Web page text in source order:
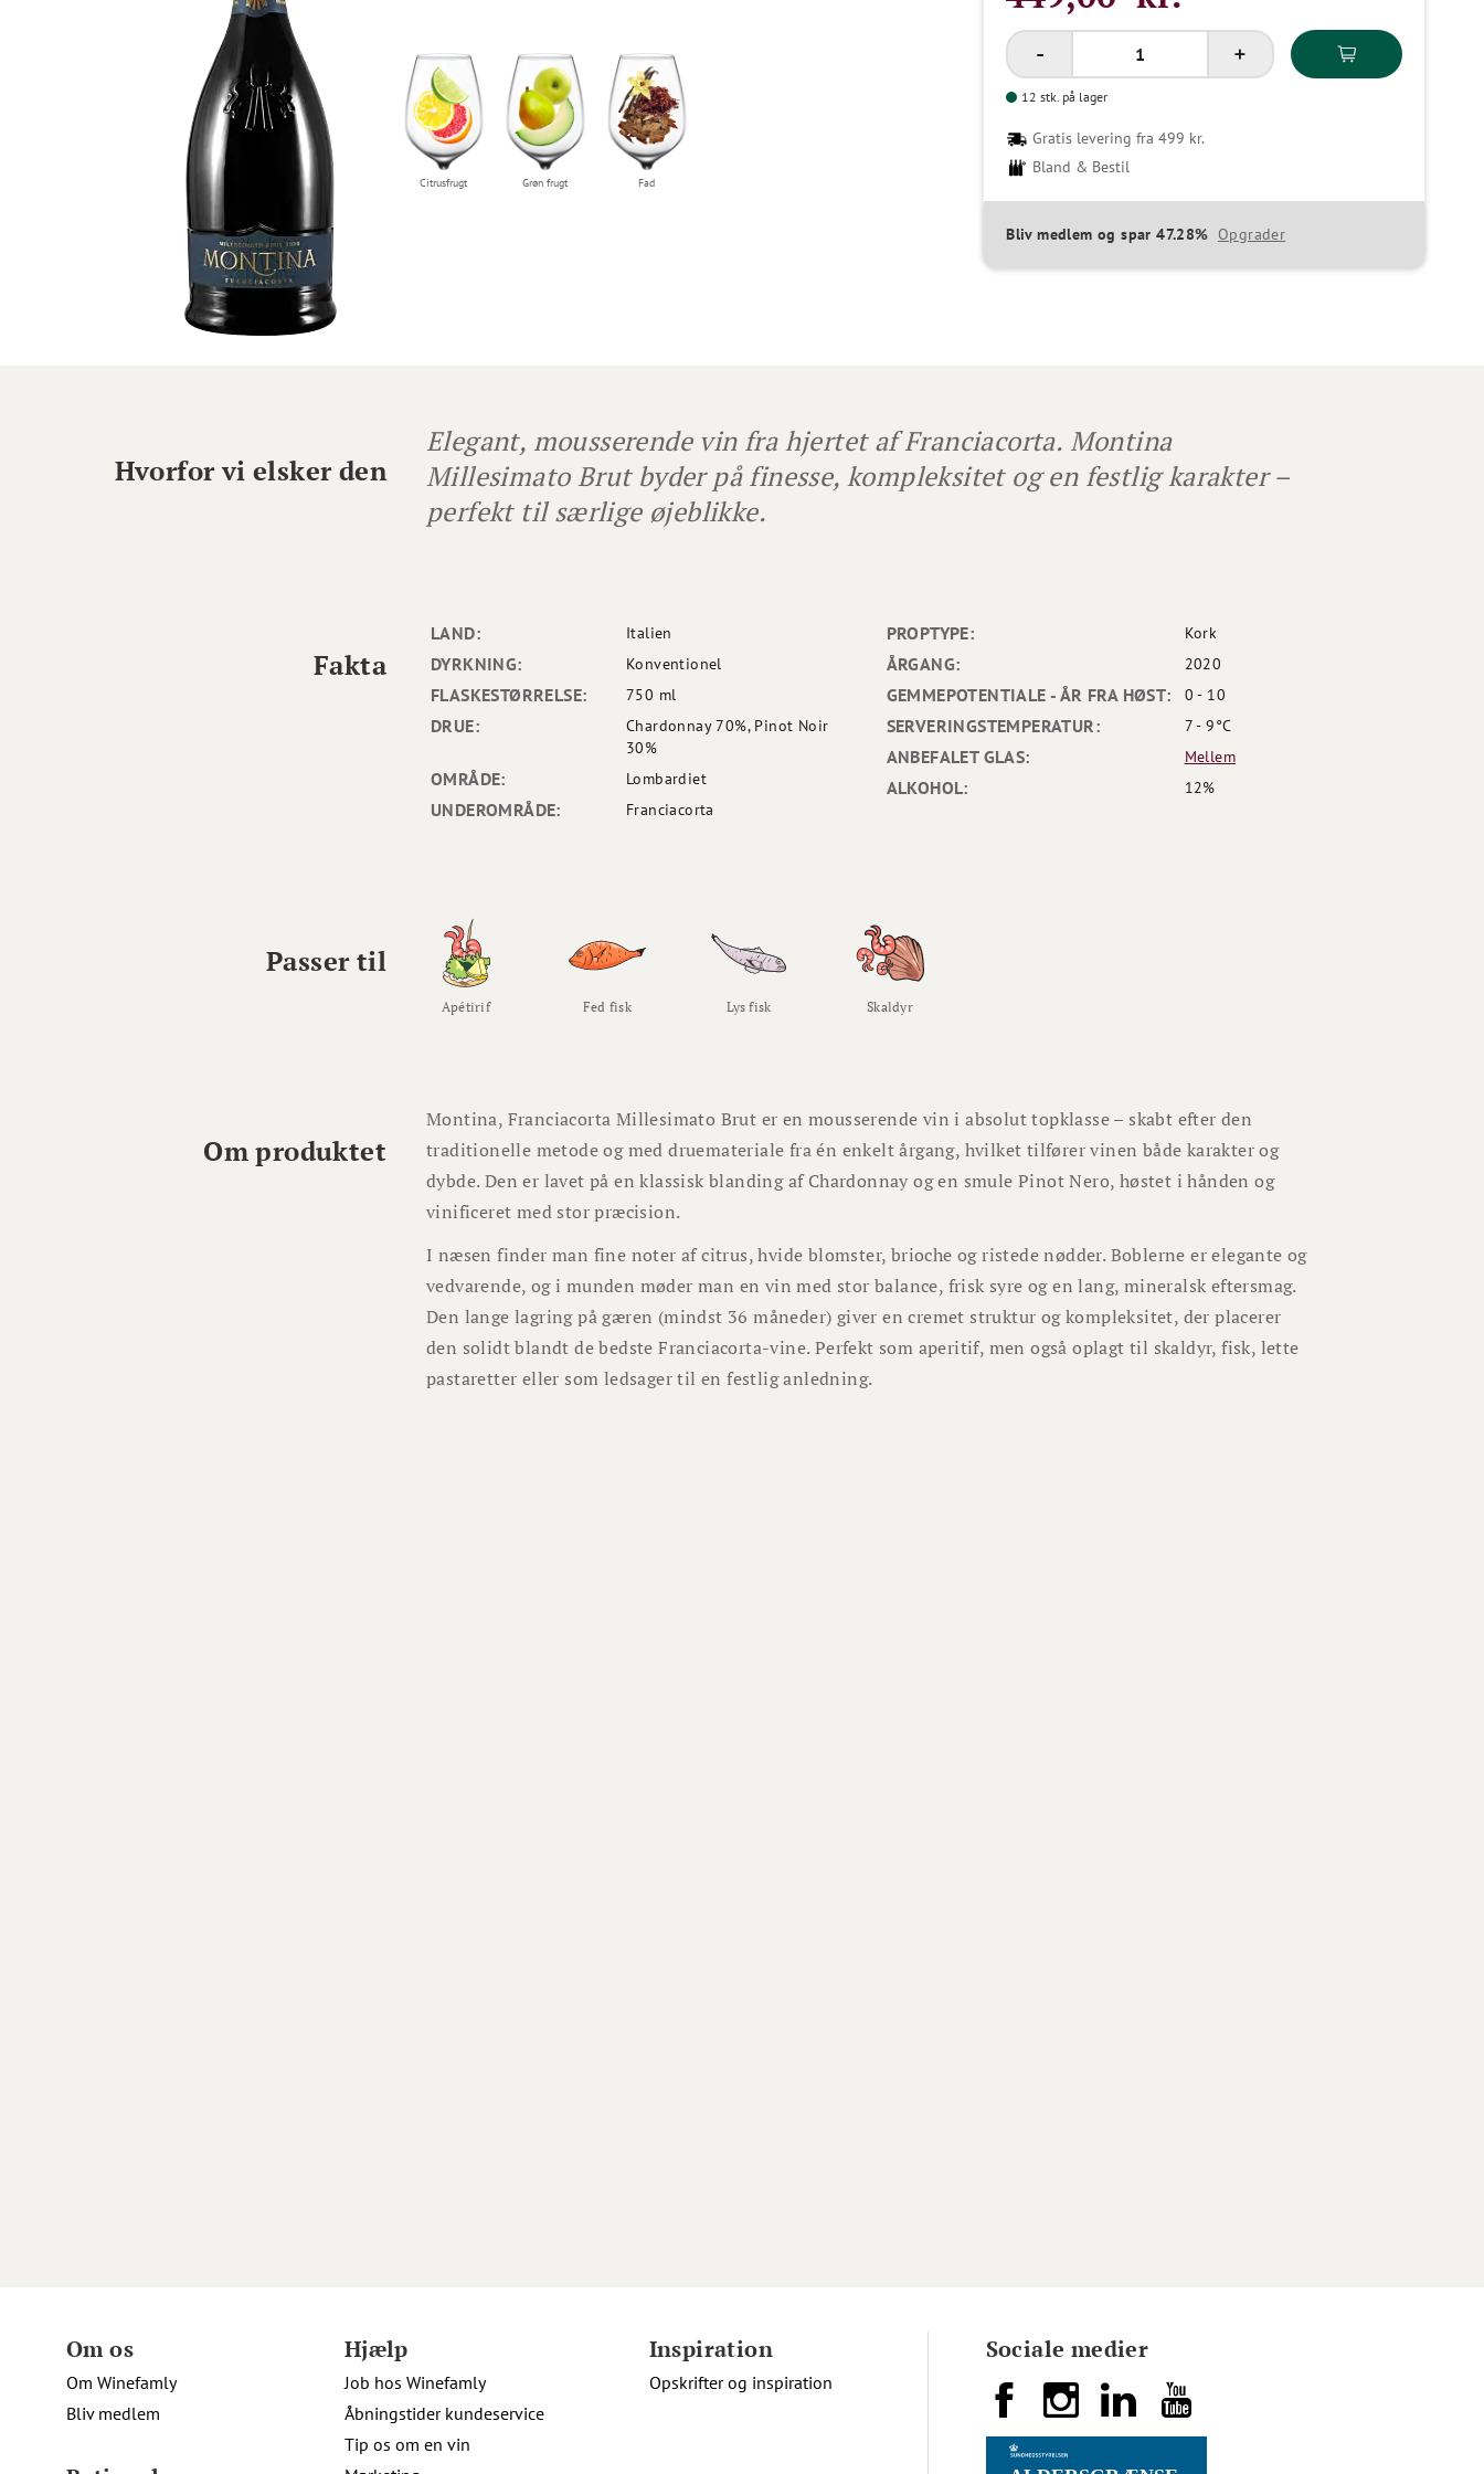
Citrusfrugt Grøn frugt Fad
Gratis levering fra 499 kr.
Bland & Bestil
12 stk. på lager
Bliv medlem og spar 47.28% Opgrader
Hvorfor vi elsker den
Elegant, mousserende vin fra hjertet af Franciacorta. Montina
Millesimato Brut byder på finesse, kompleksitet og en festlig karakter –
perfekt til særlige øjeblikke.
LAND: Italien
DYRKNING: Konventionel
FLASKESTØRRELSE: 750 ml
DRUE:
Chardonnay 70%, Pinot Noir
30%
OMRÅDE: Lombardiet
UNDEROMRÅDE: Franciacorta
PROPTYPE: Kork
ÅRGANG: 2020
GEMMEPOTENTIALE - ÅR FRA HØST: 0 - 10
SERVERINGSTEMPERATUR: 7 - 9°C
ANBEFALET GLAS: Mellem
ALKOHOL: 12%
Fakta
Passer til
Apétirif Fed fisk Lys fisk Skaldyr
Om produktet
Montina, Franciacorta Millesimato Brut er en mousserende vin i absolut topklasse – skabt efter den
traditionelle metode og med druemateriale fra én enkelt årgang, hvilket tilfører vinen både karakter og
dybde. Den er lavet på en klassisk blanding af Chardonnay og en smule Pinot Nero, høstet i hånden og
vinificeret med stor præcision.
I næsen finder man fine noter af citrus, hvide blomster, brioche og ristede nødder. Boblerne er elegante og
vedvarende, og i munden møder man en vin med stor balance, frisk syre og en lang, mineralsk eftersmag.
Den lange lagring på gæren (mindst 36 måneder) giver en cremet struktur og kompleksitet, der placerer
den solidt blandt de bedste Franciacorta-vine. Perfekt som aperitif, men også oplagt til skaldyr, fisk, lette
pastaretter eller som ledsager til en festlig anledning.
Om os
Om Winefamly
Bliv medlem
Hjælp
Job hos Winefamly
Åbningstider kundeservice
Tip os om en vin
Inspiration
Opskrifter og inspiration
Sociale medier